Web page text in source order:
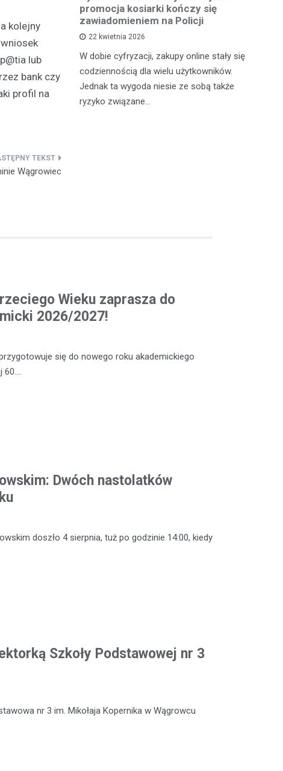
kolejny
lub
bank czy
profil na
Wągrowiec
skazany na
kontroli
promocja kosiarki kończy się
zawiadomieniem na Policji
22 kwietnia 2026
W dobie cyfryzacji, zakupy online stały się
codziennością dla wielu użytkowników.
Jednak ta wygoda niesie ze sobą także
ryzyko związane…
Wieku zaprasza do
2026/2027!
się do nowego roku akademickiego
60.…
Dwóch nastolatków
doszło 4 sierpnia, tuż po godzinie 14:00, kiedy
Szkoły Podstawowej nr 3
nr 3 im. Mikołaja Kopernika w Wągrowcu